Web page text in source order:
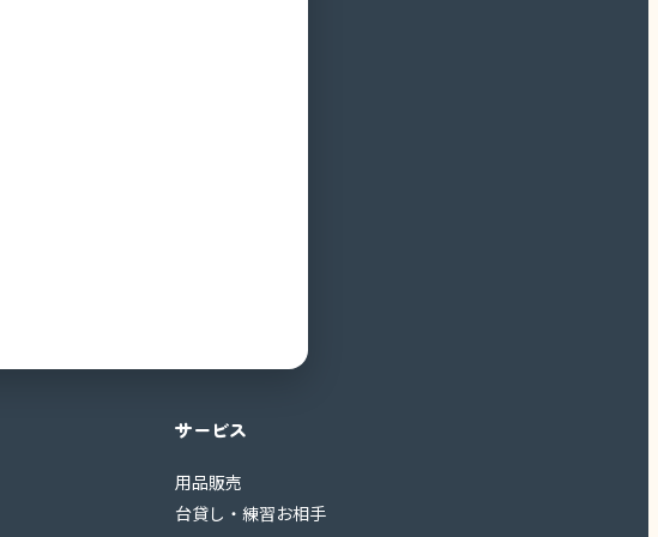
サービス
用品販売
台貸し・練習お相手